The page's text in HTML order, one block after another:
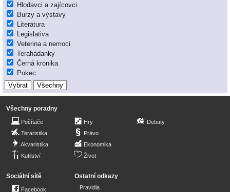
Hlodavci a zajícovci
Burzy a výstavy
Literatura
Legislativa
Veterina a nemoci
Terahádanky
Černá kronika
Pokec
Všechny poradny
Počítače
Teraristika
Akvaristika
Kutilství
Hry
Právo
Ekonomika
Život
Debaty
Sociální sítě
Facebook
Ostatní odkazy
Pravidla